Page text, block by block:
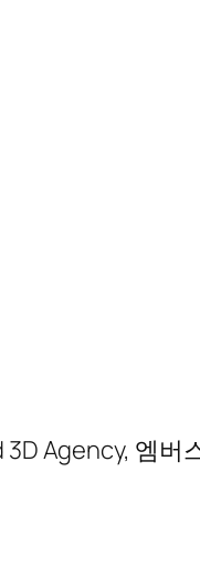
Agency, 엠버